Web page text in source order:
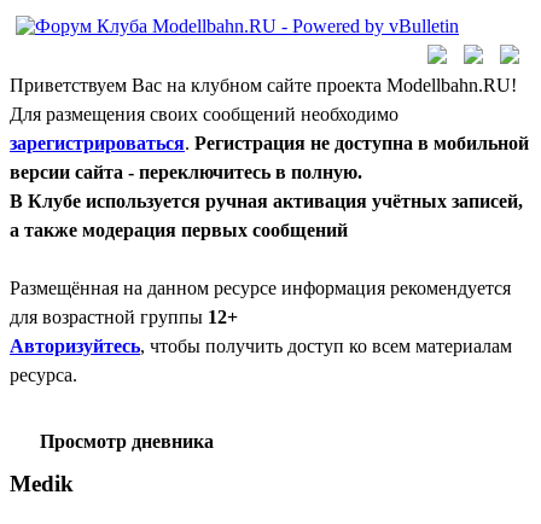
Приветствуем Вас на клубном сайте проекта Modellbahn.RU!
Для размещения своих сообщений необходимо
зарегистрироваться. Регистрация не доступна в мобильной
версии сайта - переключитесь в полную.
В Клубе используется ручная активация учётных записей,
а также модерация первых сообщений
Размещённая на данном ресурсе информация рекомендуется
для возрастной группы 12+
Авторизуйтесь, чтобы получить доступ ко всем материалам
ресурса.
Просмотр дневника
Medik